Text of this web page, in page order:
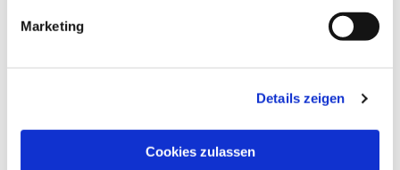
Marketing
Details zeigen
Cookies zulassen